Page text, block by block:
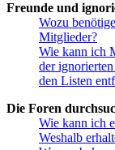
Freunde und
Wozu
Mitglieder?
Wie kann ich
der
den Listen
Die Foren
Wie kann ich
Weshalb